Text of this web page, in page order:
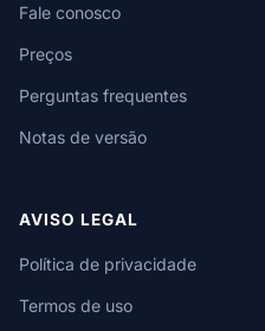
Fale conosco
Preços
Perguntas frequentes
Notas de versão
AVISO LEGAL
Política de privacidade
Termos de uso